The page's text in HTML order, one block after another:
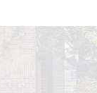
Project details